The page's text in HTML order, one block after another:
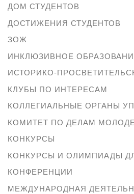
ДОМ СТУДЕНТОВ
ДОСТИЖЕНИЯ СТУДЕНТОВ
ЗОЖ
ИНКЛЮЗИВНОЕ
ИСТОРИКО-
КЛУБЫ ПО ИНТЕРЕСАМ
КОЛЛЕГИАЛЬНЫЕ ОРГАНЫ
КОМИТЕТ ПО ДЕЛАМ
КОНКУРСЫ
КОНКУРСЫ И ОЛИМПИАДЫ
КОНФЕРЕНЦИИ
МЕЖДУНАРОДНАЯ